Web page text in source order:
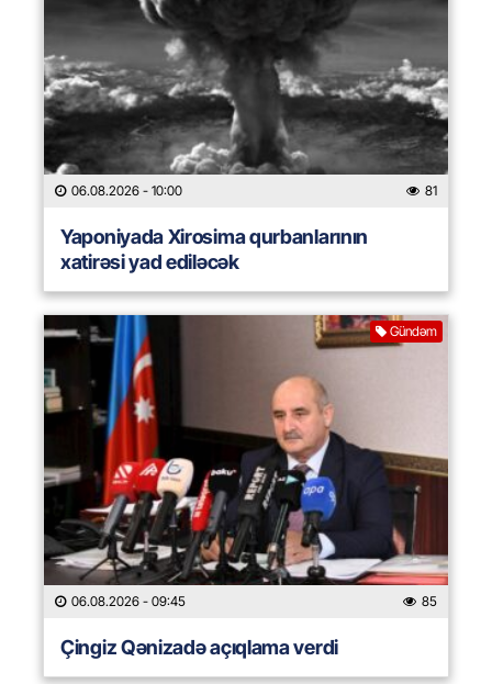
06.08.2026 - 10:00 81
Yaponiyada Xirosima qurbanlarının
xatirəsi yad ediləcək
Gündəm
06.08.2026 - 09:45 85
Çingiz Qənizadə açıqlama verdi